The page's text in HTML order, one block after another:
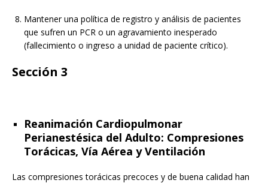
Mantener una política de registro y análisis de pacientes
que sufren un PCR o un agravamiento inesperado
(fallecimiento o ingreso a unidad de paciente crítico).
Sección 3
Reanimación Cardiopulmonar
Perianestésica del Adulto: Compresiones
Torácicas, Vía Aérea y Ventilación
Las compresiones torácicas precoces y de buena calidad han